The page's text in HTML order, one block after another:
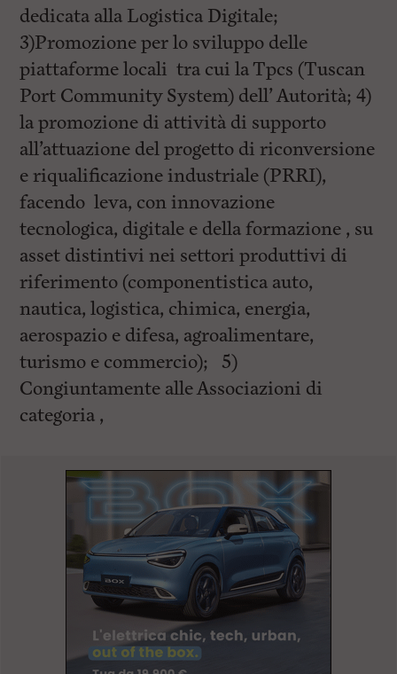
dedicata alla Logistica Digitale;
3)Promozione per lo sviluppo delle
piattaforme locali tra cui la Tpcs (Tuscan
Port Community System) dell’ Autorità; 4)
la promozione di attività di supporto
all’attuazione del progetto di riconversione
e riqualificazione industriale (PRRI),
facendo leva, con innovazione
tecnologica, digitale e della formazione , su
asset distintivi nei settori produttivi di
riferimento (componentistica auto,
nautica, logistica, chimica, energia,
aerospazio e difesa, agroalimentare,
turismo e commercio); 5)
Congiuntamente alle Associazioni di
categoria ,